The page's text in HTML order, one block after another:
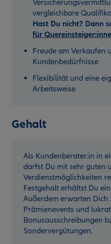
vergleichbare
Hast Du nicht? Dann
für
Freude am Verkaufen
Kundenbedürfnisse
Flexibilität und eine
Arbeitsweise
Gehalt
Als Kundenberater:in in
darfst Du mit sehr guten
Verdienstmöglichkeiten
Festgehalt erhältst Du
Außerdem erwarten Dich
Prämienevents und
Bonusausschreibungen
Sondervergütungen.